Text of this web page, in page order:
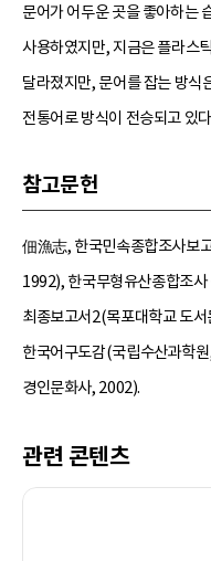
문어가 어두운 곳을 좋아하는
사용하였지만, 지금은 플라스
달라졌지만, 문어를 잡는 방식
전통어로 방식이 전승되고 있
참고문헌
佃漁志, 한국민속종합조사보
1992), 한국무형유산종합조
최종보고서2(목포대학교 도
한국어구도감(국립수산과학
경인문화사, 2002).
관련 콘텐츠